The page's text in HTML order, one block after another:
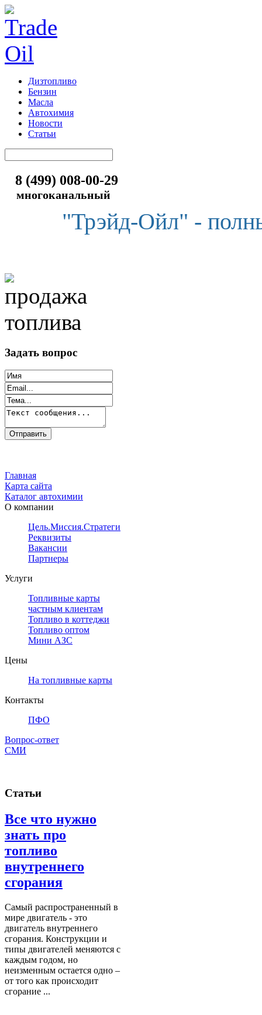
Дизтопливо
Бензин
Масла
Автохимия
Новости
Статьи
8 (499) 008-00-29
многоканальный
"Трэйд-Ойл" -
Задать вопрос
Главная
Карта сайта
Каталог автохимии
О компании
Цель.Миссия.Стратегия.
Реквизиты
Вакансии
Партнеры
Услуги
Топливные карты
частным клиентам
Топливо в коттеджи
Топливо оптом
Мини АЗС
Цены
На топливные карты
Контакты
ПФО
Вопрос-ответ
СМИ
Статьи
Все что нужно
знать про
топливо
внутреннего
сгорания
Самый распространенный в
мире двигатель - это
двигатель внутреннего
сгорания. Конструкции и
типы двигателей меняются с
каждым годом, но
неизменным остается одно –
от того как происходит
сгорание ...